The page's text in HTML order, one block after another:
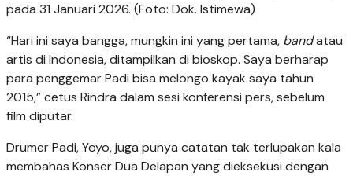
pada 31 Januari 2026. (Foto: Dok. Istimewa)
“Hari ini saya bangga, mungkin ini yang pertama, bandatau
artis di Indonesia, ditampilkan di bioskop. Saya berharap
para penggemar Padi bisa melongo kayak saya tahun
2015,” cetus Rindra dalam sesi konferensi pers, sebelum
film diputar.
Drumer Padi, Yoyo, juga punya catatan tak terlupakan kala
membahas Konser Dua Delapan yang dieksekusi dengan